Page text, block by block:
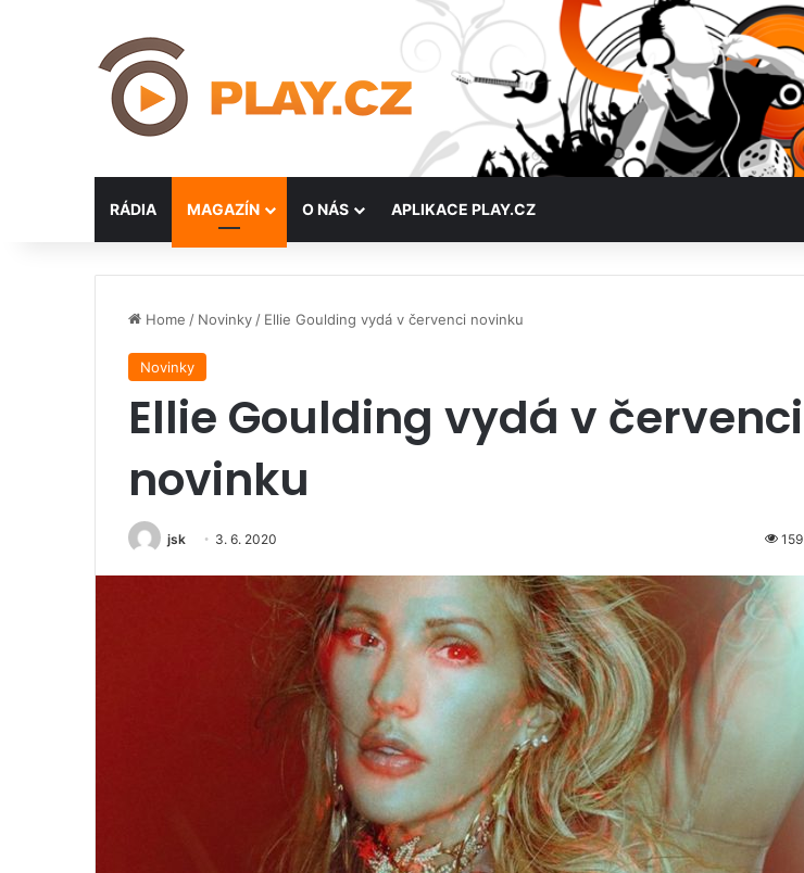
RÁDIA MAGAZÍN O NÁS APLIKACE PLAY.CZ
Home / Novinky / Ellie Goulding vydá v červenci novinku
Novinky
Ellie Goulding vydá v červenci
novinku
jsk 3. 6. 2020 159